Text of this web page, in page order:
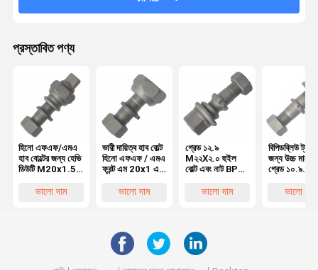
প্রস্তাবিত পণ্য
হিনো এফএফ/এমএ
হাব বোল্টের জন্য হেভি
ডিউটি M20x1.5
হিনো ট্রাকের জন্য
ভালো দাম
ভারী দায়িত্ব হাব বোল্ট
হিনো এফএফ / এমএ
ফ্রন্ট এম 20x1 এর
ভালো দাম
গ্রেড ১২.৯
M২২X২.০ হুইল
বোল্ট এবং নাট BPW
OEM0329613170
ভালো দাম
বিপিডব্লিউ
জন্য উচ্চ মানের
গ্রেড ১০.৯
বোল্ট OEM
ভালো দাম